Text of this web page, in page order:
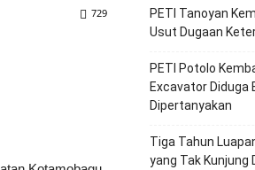
729
PETI Tanoyan
Usut Dugaan
PETI Potolo
Excavator Diduga
Dipertanyakan
Tiga Tahun
yang Tak Kunjung